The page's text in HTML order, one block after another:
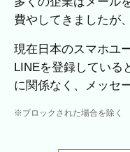
費やしてきましたが
現在日本のスマホユ
LINEを登録している
に関係なく、メッセ
※ブロックされた場合を除く